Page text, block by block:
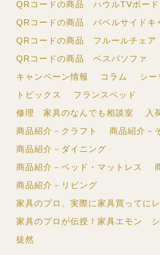
QRコードの商品 ハウルTVボード
QRコードの商品 バベルサイドキ
QRコードの商品 フルールチェア
QRコードの商品 ベスパソファ
キャンペーン情報
コラム シー
トピックス
フランスベッド
修理 家具のなんでも相談室
入
商品紹介－クラフト
商品紹介－
商品紹介－ダイニング
商品紹介－ベッド・マットレス
商品紹介－リビング
家具のプロ、実際に家具買ってに
家具のプロが伝授！家具エモン
徒然